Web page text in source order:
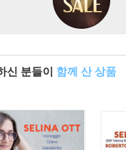
신 분들이 함께 산 상품